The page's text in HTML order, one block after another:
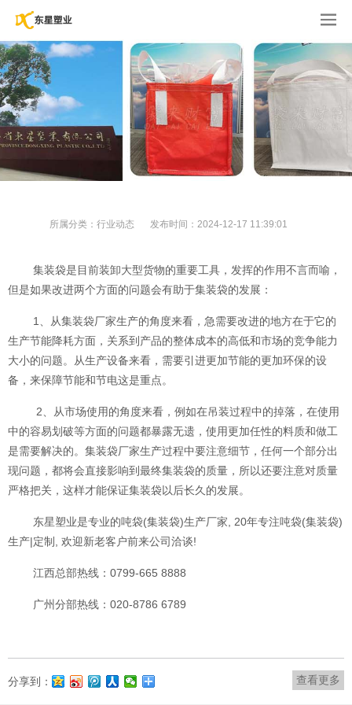
所属分类： 行业动态 发布时间： 2024-12-17 11:39:01
集装袋是目前装卸大型货物的重要工具，发挥的作用不言而喻，
但是如果改进两个方面的问题会有助于集装袋的发展：
1、从集装袋厂家生产的角度来看，急需要改进的地方在于它的
生产节能降耗方面，关系到产品的整体成本的高低和市场的竞争能力
大小的问题。从生产设备来看，需要引进更加节能的更加环保的设
备，来保障节能和节电这是重点。
2、从市场使用的角度来看，例如在吊装过程中的掉落，在使用
中的容易划破等方面的问题都暴露无遗，使用更加任性的料质和做工
是需要解决的。集装袋厂家生产过程中要注意细节，任何一个部分出
现问题，都将会直接影响到最终集装袋的质量，所以还要注意对质量
严格把关，这样才能保证集装袋以后长久的发展。
东星塑业是专业的吨袋(集装袋)生产厂家, 20年专注吨袋(集装袋)
生产|定制, 欢迎新老客户前来公司洽谈!
江西总部热线：0799-665 8888
广州分部热线：020-8786 6789
查看更多
分享到：